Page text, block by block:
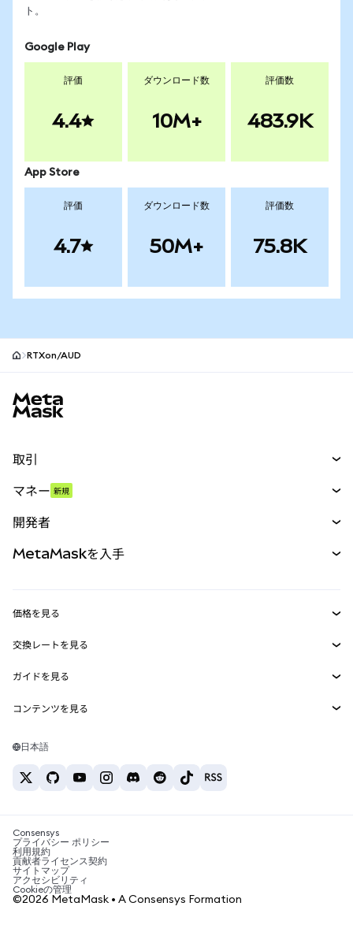
ト。
Google Play
評価
4.4
ダウンロード数
10M+
評価数
483.9K
App Store
評価
4.7
ダウンロード数
50M+
評価数
75.8K
RTXon/AUD
取引
パーペチュアル
RWA
マネー 新規
開発者
MetaMask Connect
Snaps
Web3サービス
MetaMaskを入手
セキュリティ
サポート
キャリア
お問い合わせ
価格を見る
イーサリアムの価格
Solanaの価格
Tetherの価格
交換レートを見る
ETH→USD
USDT→INR
BTC→INR
ETH→USDT
ガイドを見る
ETHの購入
USDTの購入
SHIBの購入
BNBの購入
コンテンツを見る
Solanaウォレット
税制関連ニュース
暗号資産の購入方法は？
ビットコインを売るには？
日本語
Consensys
プライバシー ポリシー
利用規約
貢献者ライセンス契約
サイトマップ
アクセシビリティ
Cookieの管理
©2026 MetaMask • A Consensys Formation